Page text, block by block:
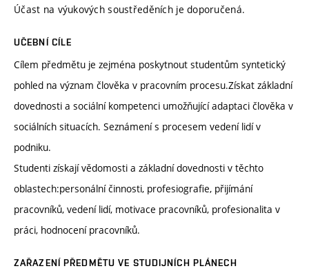
Účast na výukových soustředěních je doporučená.
UČEBNÍ CÍLE
Cílem předmětu je zejména poskytnout studentům syntetický
pohled na význam člověka v pracovním procesu.Získat základní
dovednosti a sociální kompetenci umožňující adaptaci člověka v
sociálních situacích. Seznámení s procesem vedení lidí v
podniku.
Studenti získají vědomosti a základní dovednosti v těchto
oblastech:personální činnosti, profesiografie, přijímání
pracovníků, vedení lidí, motivace pracovníků, profesionalita v
práci, hodnocení pracovníků.
ZAŘAZENÍ PŘEDMĚTU VE STUDIJNÍCH PLÁNECH